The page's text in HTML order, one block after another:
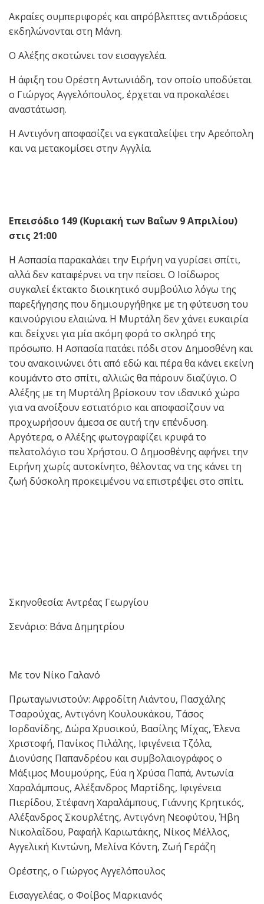
Ακραίες συμπεριφορές και απρόβλεπτες αντιδράσεις
εκδηλώνονται στη Μάνη.
Ο Αλέξης σκοτώνει τον εισαγγελέα.
Η άφιξη του Ορέστη Αντωνιάδη, τον οποίο υποδύεται
ο Γιώργος Αγγελόπουλος, έρχεται να προκαλέσει
αναστάτωση.
Η Αντιγόνη αποφασίζει να εγκαταλείψει την Αρεόπολη
και να μετακομίσει στην Αγγλία.
Επεισόδιο 149 (Κυριακή των Βαΐων 9 Απριλίου)
στις 21:00
Η Ασπασία παρακαλάει την Ειρήνη να γυρίσει σπίτι,
αλλά δεν καταφέρνει να την πείσει. Ο Ισίδωρος
συγκαλεί έκτακτο διοικητικό συμβούλιο λόγω της
παρεξήγησης που δημιουργήθηκε με τη φύτευση του
καινούργιου ελαιώνα. Η Μυρτάλη δεν χάνει ευκαιρία
και δείχνει για μία ακόμη φορά το σκληρό της
πρόσωπο. Η Ασπασία πατάει πόδι στον Δημοσθένη και
του ανακοινώνει ότι από εδώ και πέρα θα κάνει εκείνη
κουμάντο στο σπίτι, αλλιώς θα πάρουν διαζύγιο. Ο
Αλέξης με τη Μυρτάλη βρίσκουν τον ιδανικό χώρο
για να ανοίξουν εστιατόριο και αποφασίζουν να
προχωρήσουν άμεσα σε αυτή την επένδυση.
Αργότερα, ο Αλέξης φωτογραφίζει κρυφά το
πελατολόγιο του Χρήστου. Ο Δημοσθένης αφήνει την
Ειρήνη χωρίς αυτοκίνητο, θέλοντας να της κάνει τη
ζωή δύσκολη προκειμένου να επιστρέψει στο σπίτι.
Σκηνοθεσία: Αντρέας Γεωργίου
Σενάριο: Βάνα Δημητρίου
Με τον Νίκο Γαλανό
Πρωταγωνιστούν: Αφροδίτη Λιάντου, Πασχάλης
Τσαρούχας, Αντιγόνη Κουλουκάκου, Τάσος
Ιορδανίδης, Δώρα Χρυσικού, Βασίλης Μίχας, Έλενα
Χριστοφή, Πανίκος Πιλάλης, Ιφιγένεια Τζόλα,
Διονύσης Παπανδρέου και συμβολαιογράφος ο
Μάξιμος Μουμούρης, Εύα η Χρύσα Παπά, Αντωνία
Χαραλάμπους, Αλέξανδρος Μαρτίδης, Ιφιγένεια
Πιερίδου, Στέφανη Χαραλάμπους, Γιάννης Κρητικός,
Αλέξανδρος Σκουρλέτης, Αντιγόνη Νεοφύτου, Ήβη
Νικολαΐδου, Ραφαήλ Καριωτάκης, Νίκος Μέλλος,
Αγγελική Κιντώνη, Μελίνα Κόντη, Ζωή Γεράζη
Ορέστης, ο Γιώργος Αγγελόπουλος
Εισαγγελέας, ο Φοίβος Μαρκιανός